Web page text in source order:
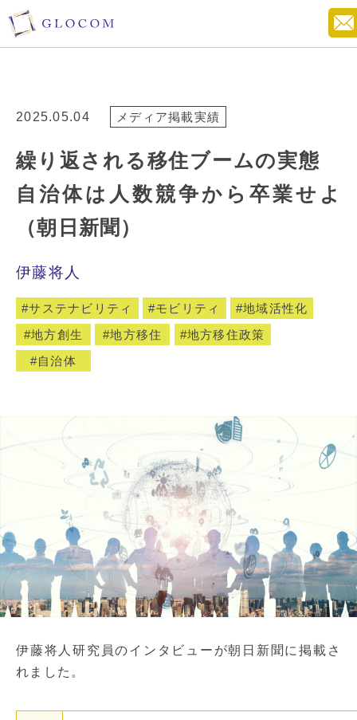
2025.05.04 メディア掲載実績
繰り返される移住ブームの実態
自治体は人数競争から卒業せよ
（朝日新聞）
伊藤将人
サステナビリティ モビリティ
地域活性化
地方創生
地方移住
地方移住政策
自治体
伊藤将人研究員のインタビューが朝日新聞に掲載さ
れました。